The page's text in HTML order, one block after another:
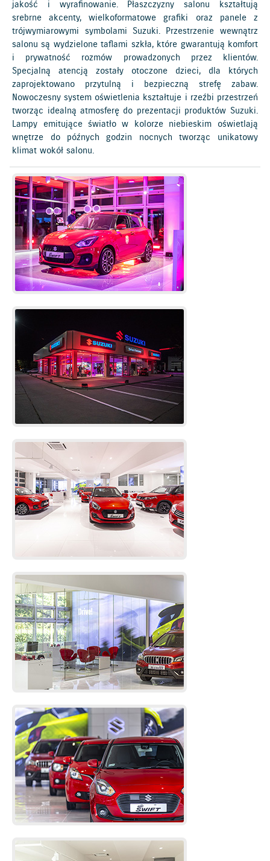
jakość i wyrafinowanie. Płaszczyzny salonu kształtują
srebrne akcenty, wielkoformatowe grafiki oraz panele z
trójwymiarowymi symbolami Suzuki. Przestrzenie wewnątrz
salonu są wydzielone taflami szkła, które gwarantują komfort
i prywatność rozmów prowadzonych przez klientów.
Specjalną atencją zostały otoczone dzieci, dla których
zaprojektowano przytulną i bezpieczną strefę zabaw.
Nowoczesny system oświetlenia kształtuje i rzeźbi przestrzeń
tworząc idealną atmosferę do prezentacji produktów Suzuki.
Lampy emitujące światło w kolorze niebieskim oświetlają
wnętrze do późnych godzin nocnych tworząc unikatowy
klimat wokół salonu.